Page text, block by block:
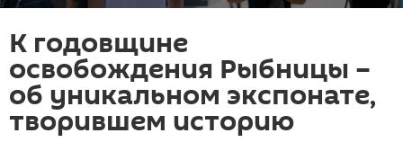
К годовщине
освобождения Рыбницы –
об уникальном экспонате,
творившем историю